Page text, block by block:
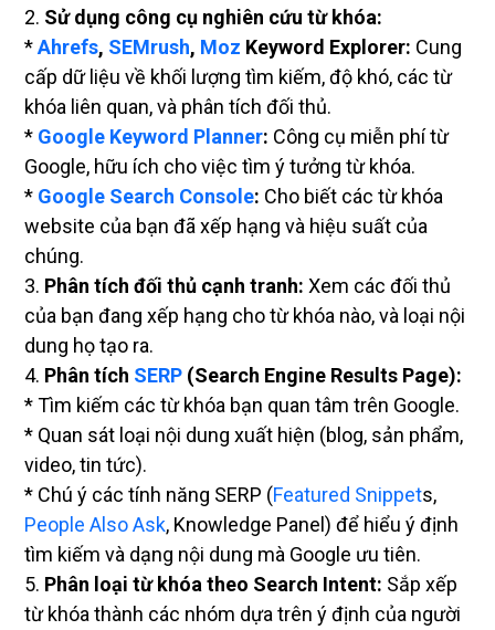
2. Sử dụng công cụ nghiên cứu từ khóa:
*Ahrefs, SEMrush, Moz Keyword Explorer: Cung
cấp dữ liệu về khối lượng tìm kiếm, độ khó, các từ
khóa liên quan, và phân tích đối thủ.
* Google Keyword Planner: Công cụ miễn phí từ
Google, hữu ích cho việc tìm ý tưởng từ khóa.
* Google Search Console: Cho biết các từ khóa
website của bạn đã xếp hạng và hiệu suất của
chúng.
3. Phân tích đối thủ cạnh tranh: Xem các đối thủ
của bạn đang xếp hạng cho từ khóa nào, và loại nội
dung họ tạo ra.
4. Phân tích SERP (Search Engine Results Page):
* Tìm kiếm các từ khóa bạn quan tâm trên Google.
* Quan sát loại nội dung xuất hiện (blog, sản phẩm,
video, tin tức).
* Chú ý các tính năng SERP (Featured Snippets,
People Also Ask, Knowledge Panel) để hiểu ý định
tìm kiếm và dạng nội dung mà Google ưu tiên.
5. Phân loại từ khóa theo Search Intent: Sắp xếp
từ khóa thành các nhóm dựa trên ý định của người